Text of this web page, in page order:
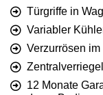
Türgriffe in
Variabler
Verzurrösen
12 Monate